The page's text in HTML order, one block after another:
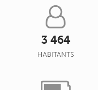
3 464
HABITANTS